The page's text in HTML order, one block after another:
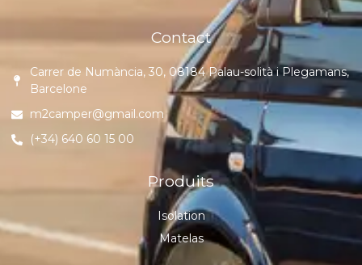
Contact
Carrer de Numància, 30, 08184 Palau-solità i Plegamans,
Barcelone
m2camper@gmail.com
(+34) 640 60 15 00
Produits
Isolation
Matelas